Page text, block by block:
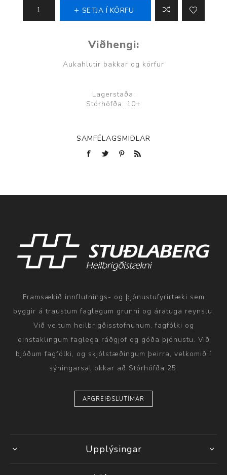
SETJA Í KÖRFU
Viðhengi:
Aukahlutir bakkar og körfur
Lagerstaða:
Stórhöfða: 10+
SAMFÉLAGSMIÐLAR
Framsækið innflutnings- og þjónustufyrirtæki sem
byggir á traustum faglegum grunni og áratuga reynslu.
Við veitum heilbrigðisstofnunum, fagfólki og
einstaklingum faglega ráðgjöf og góða þjónustu. Við
bjóðum fagfólki, og skjólstæðingum þeirra, velkomið í
sýningarsal okkar að Stórhöfða 25.
AFGREIÐSLUTÍMAR
Upplýsingar